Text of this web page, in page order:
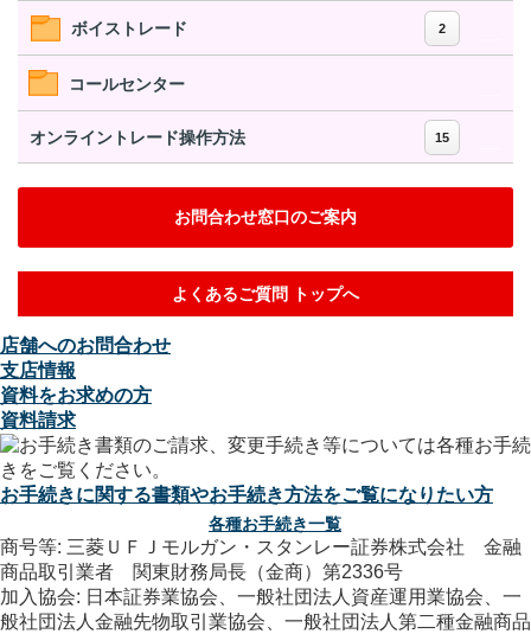
ボイストレード 2
コールセンター
オンライントレード操作方法 15
お問合わせ窓口のご案内
よくあるご質問 トップへ
店舗へのお問合わせ
支店情報
資料をお求めの方
資料請求
お手続きに関する書類やお手続き方法をご覧になりたい方
各種お手続き一覧
商号等: 三菱ＵＦＪモルガン・スタンレー証券株式会社 金融
商品取引業者 関東財務局長（金商）第2336号
加入協会: 日本証券業協会、一般社団法人資産運用業協会、一
般社団法人金融先物取引業協会、一般社団法人第二種金融商品